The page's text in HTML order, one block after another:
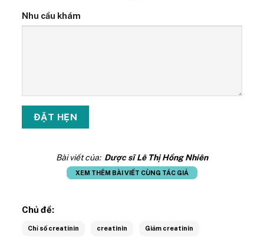
Nhu cầu khám
Bài viết của: Dược sĩ Lê Thị Hồng Nhiên
XEM THÊM BÀI VIẾT CÙNG TÁC GIẢ
Chủ đề:
Chỉ số creatinin creatinin Giảm creatinin